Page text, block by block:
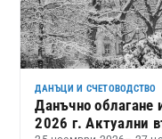
ДАНЪЦИ И СЧЕТОВОДСТВО
Данъчно облагане
2026 г. Актуални